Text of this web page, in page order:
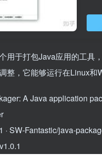
用于打包Java应用的工具
整，它能够运行在Linux和
A Java application
· SW-Fantastic/java-